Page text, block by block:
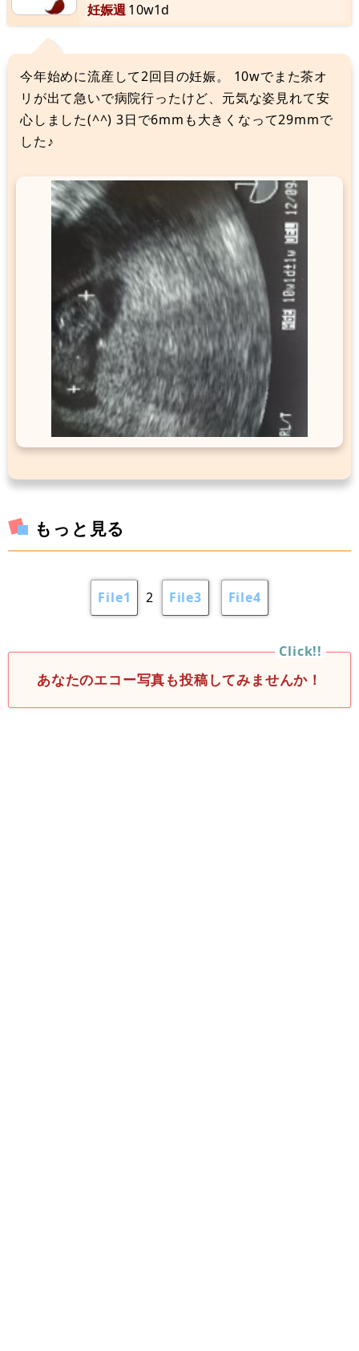
妊娠週10w1d
今年始めに流産して2回目の妊娠。 10wでまた茶オ
リが出て急いで病院行ったけど、元気な姿見れて安
心しました(^^) 3日で6mmも大きくなって29mmで
した♪
もっと見る
File1 2 File3 File4
あなたのエコー写真も投稿してみませんか！